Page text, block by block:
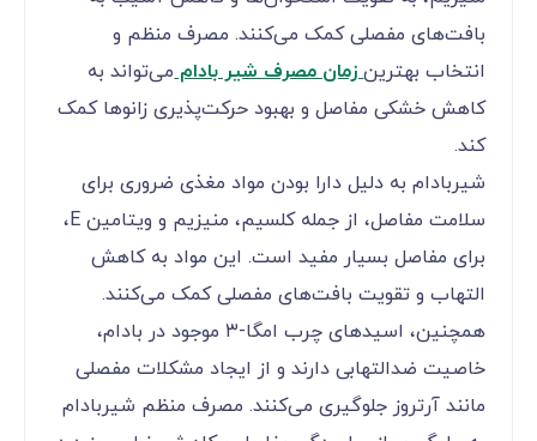
بافت‌های مفصلی کمک می‌کنند. مصرف منظم و
انتخاب بهترینزمان مصرف شیر باداممی‌تواند به
کاهش خشکی مفاصل و بهبود حرکت‌پذیری زانوها کمک
کند.
شیربادام به دلیل دارا بودن مواد مغذی ضروری برای
سلامت مفاصل، از جمله کلسیم، منیزیم و ویتامین E،
برای مفاصل بسیار مفید است. این مواد به کاهش
التهاب و تقویت بافت‌های مفصلی کمک می‌کنند.
همچنین، اسیدهای چرب امگا-۳ موجود در بادام،
خاصیت ضدالتهابی دارند و از ایجاد مشکلات مفصلی
مانند آرتروز جلوگیری می‌کنند. مصرف منظم شیربادام